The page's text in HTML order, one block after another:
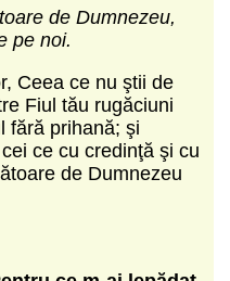
de Dumnezeu,
pe noi.
Ceea ce nu ştii de
Fiul tău rugăciuni
fără prihană; şi
ce cu credinţă şi cu
de Dumne­zeu